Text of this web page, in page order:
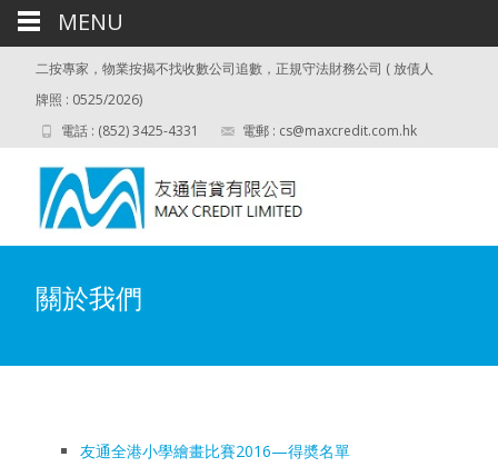
二按專家，物業按揭不找收數公司追數，正規守法財務公司 ( 放債人
牌照 : 0525/2026)
電話 : (852) 3425-4331
電郵 : cs@maxcredit.com.hk
關於我們
友通全港小學繪畫比賽2016—得奬名單
MENU